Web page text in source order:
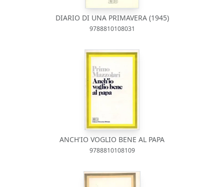
DIARIO DI UNA PRIMAVERA (1945)
9788810108031
ANCH'IO VOGLIO BENE AL PAPA
9788810108109